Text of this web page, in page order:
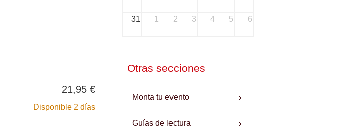
21,95 €
Disponible 2 días
31 1 2 3 4 5 6
Otras secciones
Monta tu evento
Guías de lectura